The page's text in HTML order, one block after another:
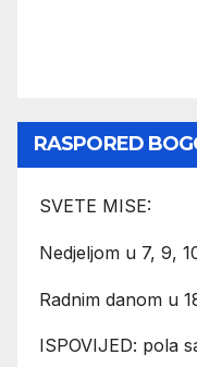
RASPORED
SVETE MISE:
Nedjeljom u 7, 9,
Radnim danom u
ISPOVIJED: pola